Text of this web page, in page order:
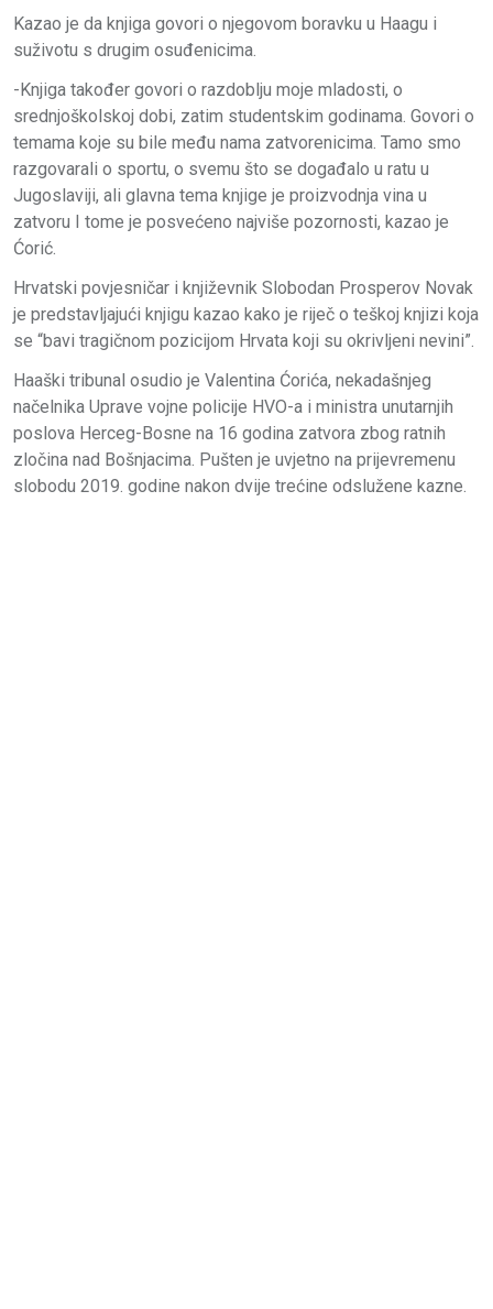
Kazao je da knjiga govori o njegovom boravku u Haagu i
suživotu s drugim osuđenicima.
-Knjiga također govori o razdoblju moje mladosti, o
srednjoškolskoj dobi, zatim studentskim godinama. Govori o
temama koje su bile među nama zatvorenicima. Tamo smo
razgovarali o sportu, o svemu što se događalo u ratu u
Jugoslaviji, ali glavna tema knjige je proizvodnja vina u
zatvoru I tome je posvećeno najviše pozornosti, kazao je
Ćorić.
Hrvatski povjesničar i književnik Slobodan Prosperov Novak
je predstavljajući knjigu kazao kako je riječ o teškoj knjizi koja
se “bavi tragičnom pozicijom Hrvata koji su okrivljeni nevini”.
Haaški tribunal osudio je Valentina Ćorića, nekadašnjeg
načelnika Uprave vojne policije HVO-a i ministra unutarnjih
poslova Herceg-Bosne na 16 godina zatvora zbog ratnih
zločina nad Bošnjacima. Pušten je uvjetno na prijevremenu
slobodu 2019. godine nakon dvije trećine odslužene kazne.